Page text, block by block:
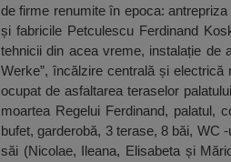
de firme renumite în epoca:
și fabricile Petculescu Ferdinand
tehnicii din acea vreme, instalație de
Werke”, încălzire centrală și
ocupat de asfaltarea teraselor
moartea Regelui Ferdinand, palatul,
bufet, garderobă, 3 terase, 8 băi, WC
săi (Nicolae, Ileana, Elisabeta și